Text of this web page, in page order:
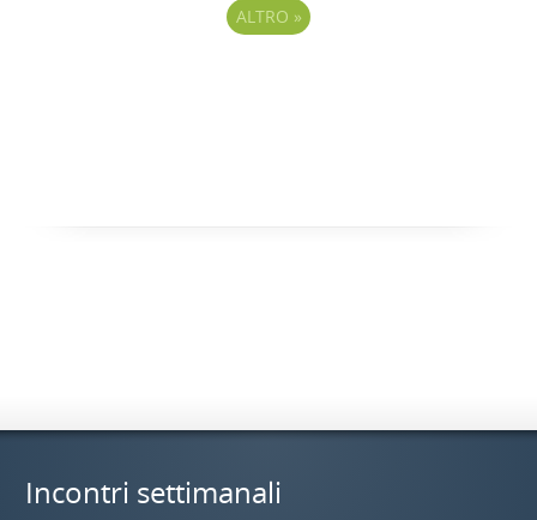
ALTRO »
Incontri settimanali